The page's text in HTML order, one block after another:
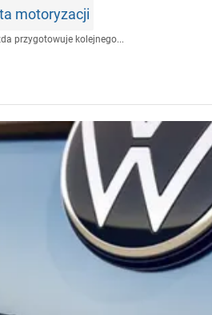
motoryzacji
przygotowuje kolejnego...